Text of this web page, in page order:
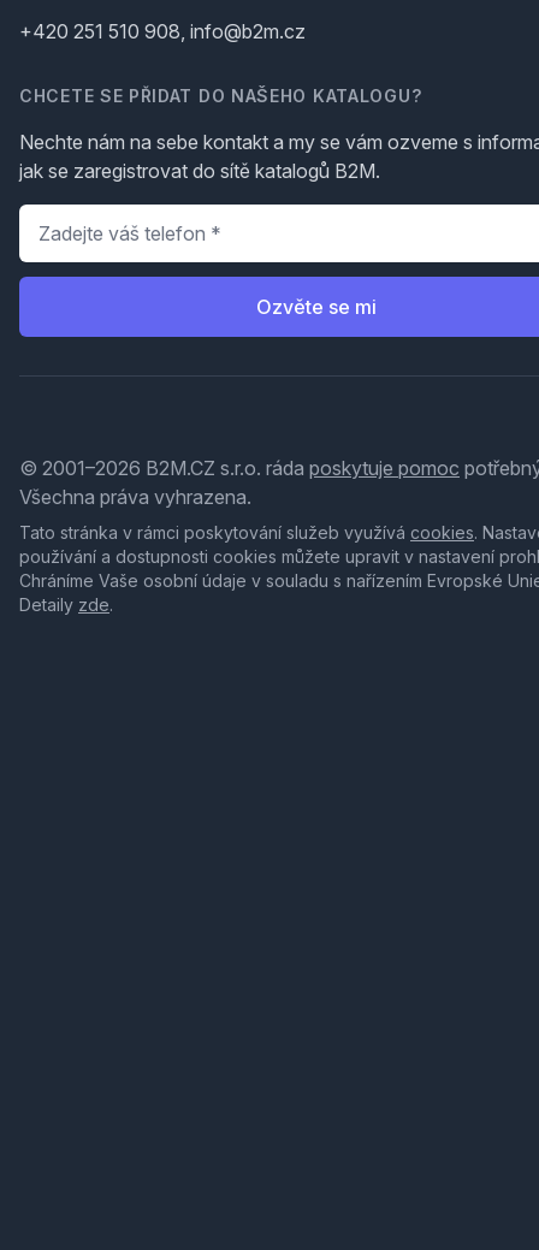
+420 251 510 908, info@b2m.cz
CHCETE SE PŘIDAT DO NAŠEHO KATALOGU?
Nechte nám na sebe kontakt a my se vám ozveme s
jak se zaregistrovat do sítě katalogů B2M.
Telefon
Ozvěte se mi
© 2001–2026 B2M.CZ s.r.o. ráda poskytuje pomoc
Všechna práva vyhrazena.
Tato stránka v rámci poskytování služeb využívá cookies.
používání a dostupnosti cookies můžete upravit v nastavení
Chráníme Vaše osobní údaje v souladu s nařízením Evropské
Detaily zde.